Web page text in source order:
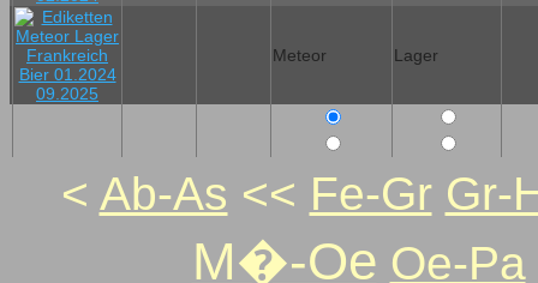
Meteor Lager
< Ab-As << Fe-Gr Gr-
M�-Oe Oe-Pa